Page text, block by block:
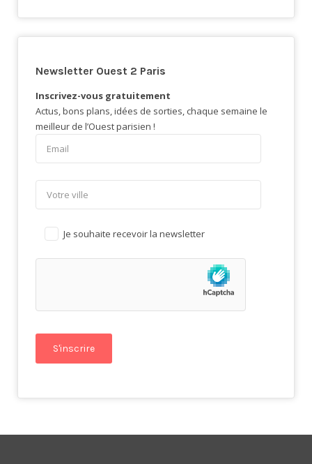
Newsletter Ouest 2 Paris
Inscrivez-vous gratuitement
Actus, bons plans, idées de sorties, chaque semaine le
meilleur de l’Ouest parisien !
Je souhaite recevoir la newsletter